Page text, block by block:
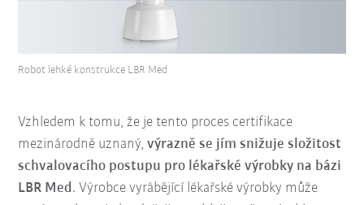
Robot lehké konstrukce LBR Med
Vzhledem k tomu, že je tento proces certifikace
mezinárodně uznaný,výrazně se jím snižuje složitost
schvalovacího postupu pro lékařské výrobky na bázi
LBR Med. Výrobce vyrábějící lékařské výrobky může